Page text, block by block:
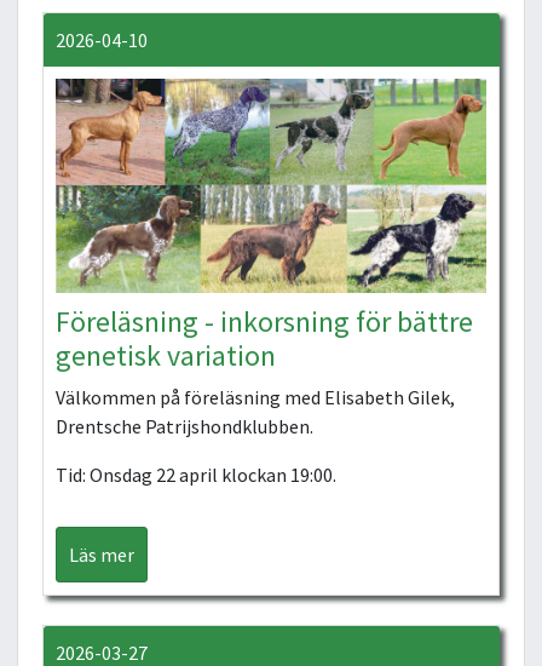
2026-04-10
Föreläsning - inkorsning för bättre
genetisk variation
Välkommen på föreläsning med Elisabeth Gilek,
Drentsche Patrijshondklubben.
Tid: Onsdag 22 april klockan 19:00.
Läs mer
2026-03-27